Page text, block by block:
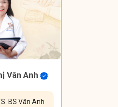
Vân Anh
BS Vân Anh